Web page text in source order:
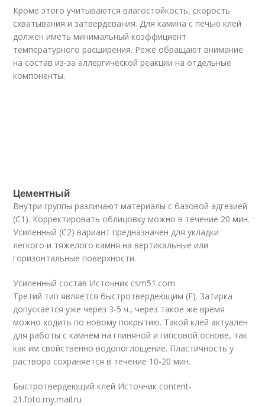
Кроме этого учитываются влагостойкость, скорость
схватывания и затвердевания. Для камина с печью клей
должен иметь минимальный коэффициент
температурного расширения. Реже обращают внимание
на состав из-за аллергической реакции на отдельные
компоненты.
Цементный
Внутри группы различают материалы с базовой адгезией
(С1). Корректировать облицовку можно в течение 20 мин.
Усиленный (С2) вариант предназначен для укладки
легкого и тяжелого камня на вертикальные или
горизонтальные поверхности.
Усиленный состав Источник csm51.com
Третий тип является быстротвердеющим (F). Затирка
допускается уже через 3-5 ч., через такое же время
можно ходить по новому покрытию. Такой клей актуален
для работы с камнем на глиняной и гипсовой основе, так
как им свойственно водопоглощение. Пластичность у
раствора сохраняется в течение 10-20 мин.
Быстротвердеющий клей Источник content-
21.foto.my.mail.ru